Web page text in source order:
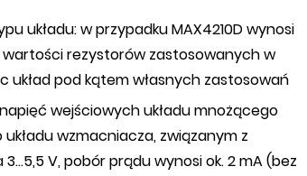
układu: w przypadku MAX4210D wynosi
wartości rezystorów zastosowanych w
układ pod kątem własnych zastosowań
wejściowych układu mnożącego
wzmacniacza, związanym z
V, pobór prądu wynosi ok. 2 mA (bez